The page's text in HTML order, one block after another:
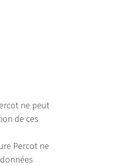
ne peut
de ces
Percot ne